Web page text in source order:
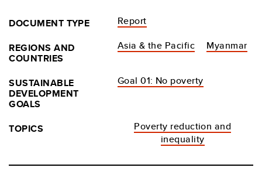
DOCUMENT TYPE
Report
REGIONS AND
COUNTRIES
Asia & the Pacific Myanmar
SUSTAINABLE
DEVELOPMENT
GOALS
Goal 01: No poverty
TOPICS
Poverty reduction and
inequality